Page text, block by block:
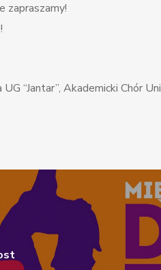
zapraszamy!
“Jantar”, Akademicki Chór